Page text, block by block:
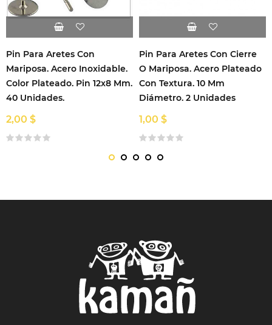
Pin Para Aretes Con
Mariposa. Acero Inoxidable.
Color Plateado. Pin 12x8 Mm.
40 Unidades.
2,00 $
Pin Para Aretes Con Cierre
O Mariposa. Acero Plateado
Con Textura. 10 Mm
Diámetro. 2 Unidades
1,00 $